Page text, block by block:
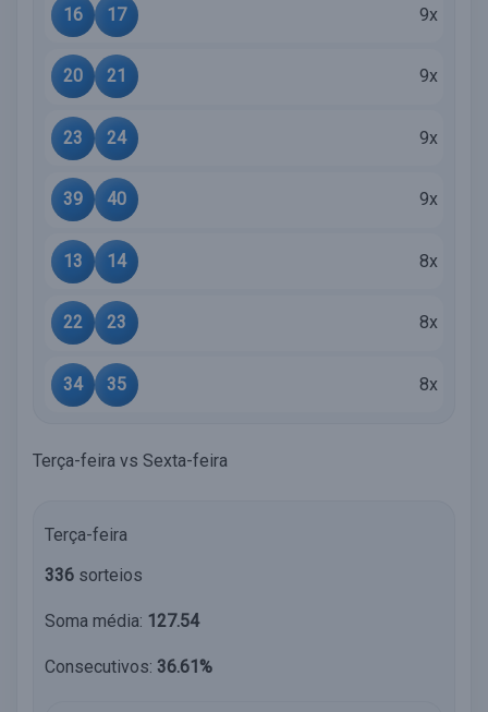
16 17 9x
20 21 9x
23 24 9x
39 40 9x
13 14 8x
22 23 8x
34 35 8x
Terça-feira vs Sexta-feira
Terça-feira
336 sorteios
Soma média: 127.54
Consecutivos: 36.61%